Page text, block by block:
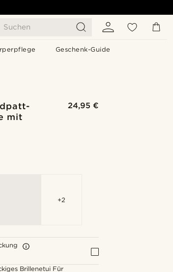
Suchen
Geschenk-Guide
mit
24,95 €
+2
Brillenetui Für